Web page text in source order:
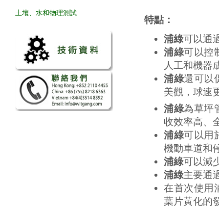
土壤、水和物理測試
特點：
浦綠可以通
浦綠可以控
人工和機器
浦綠還可以
美觀，球速
浦綠為草坪
收效率高、
浦綠可以用
機動車道和
浦綠可以減
浦綠主要通
在首次使用
葉片黃化的